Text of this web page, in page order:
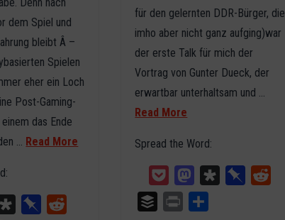
für den gelernten DDR-Bürger, die
imho aber nicht ganz aufging)war
der erste Talk für mich der
Vortrag von Gunter Dueck, der
erwartbar unterhaltsam und …
Read More
Spread the Word:
Pocket MastodonDiasporaPinboard
Buffer
Print
dem Spiel und
bleibt Â –
Spielen
eher ein Loch
Post-Gaming-
das Ende
… Read More
DiasporaPinboard